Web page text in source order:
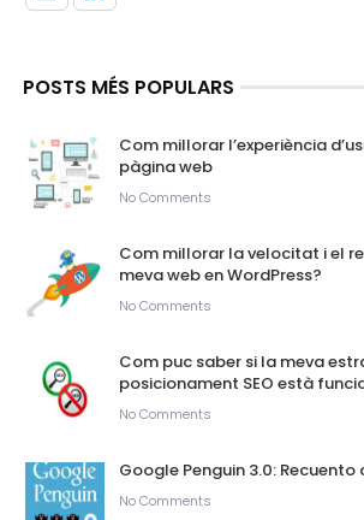
POSTS MÉS POPULARS
Com millorar l’experiència
pàgina web
No Comments
Com millorar la velocitat i el
meva web en WordPress?
No Comments
Com puc saber si la meva
posicionament SEO està
No Comments
Google Penguin 3.0: Recuento
No Comments